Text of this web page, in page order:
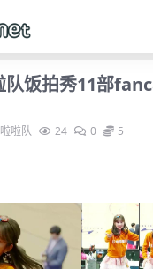
队饭拍秀11部
啦啦队 24 0 5